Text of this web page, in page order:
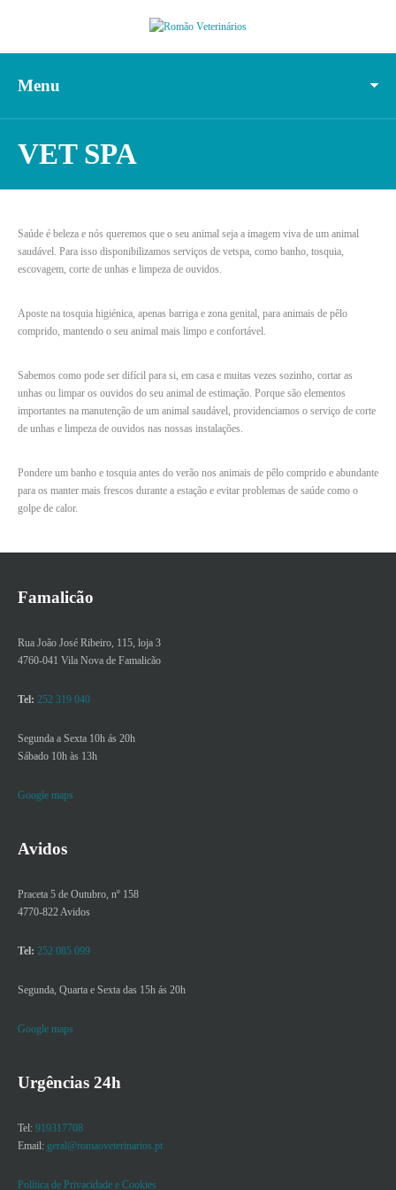
Menu
VET SPA
Saúde é beleza e nós queremos que o seu animal seja a imagem viva de um animal
saudável. Para isso disponibilizamos serviços de vetspa, como banho, tosquia,
escovagem, corte de unhas e limpeza de ouvidos.
Aposte na tosquia higiénica, apenas barriga e zona genital, para animais de pêlo
comprido, mantendo o seu animal mais limpo e confortável.
Sabemos como pode ser difícil para si, em casa e muitas vezes sozinho, cortar as
unhas ou limpar os ouvidos do seu animal de estimação. Porque são elementos
importantes na manutenção de um animal saudável, providenciamos o serviço de corte
de unhas e limpeza de ouvidos nas nossas instalações.
Pondere um banho e tosquia antes do verão nos animais de pêlo comprido e abundante
para os manter mais frescos durante a estação e evitar problemas de saúde como o
golpe de calor.
Famalicão
Rua João José Ribeiro, 115, loja 3
4760-041 Vila Nova de Famalicão
Tel: 252 319 040
Segunda a Sexta 10h ás 20h
Sábado 10h às 13h
Google maps
Avidos
Praceta 5 de Outubro, nº 158
4770-822 Avidos
Tel: 252 085 099
Segunda, Quarta e Sexta das 15h ás 20h
Google maps
Urgências 24h
Tel: 919317708
Email: geral@romaoveterinarios.pt
Política de Privacidade e Cookies